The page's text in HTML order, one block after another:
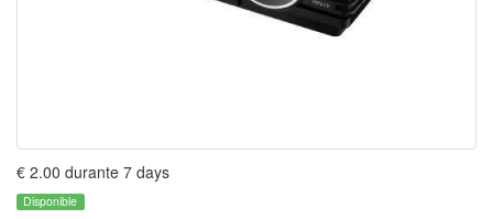
€ 2.00 durante 7 days
Disponible